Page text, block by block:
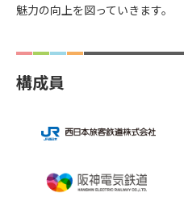
魅力の向上を図っていきます。
構成員